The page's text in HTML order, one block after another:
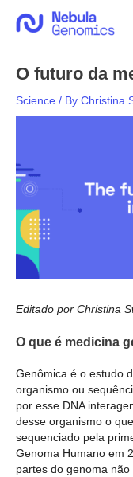
O futuro da
Science / By Christina
Editado por Christina
O que é medicina
Genômica é o estudo
organismo ou
por esse DNA
desse organismo o
sequenciado pela
Genoma Humano em
partes do genoma